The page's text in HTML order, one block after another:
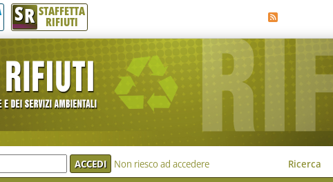
SR STAFFETTA
RIFIUTI
Non riesco ad accedere Ricerca